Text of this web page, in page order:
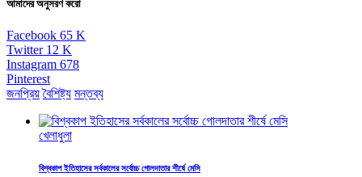
আমাদের অনুসরণ করো
Facebook 65 K
Twitter 12 K
Instagram 678
Pinterest
জনপ্রিয় বৈশিষ্ট্য মন্তব্য
খেলাধুলা
বিশ্বকাপ ইতিহাসের সর্বকালের সর্বোচ্চ গোলদাতার শীর্ষে মেসি